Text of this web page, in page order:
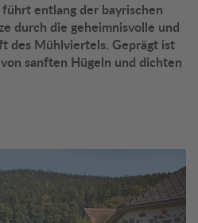
entlang der bayrischen
durch die geheimnisvolle und
des Mühlviertels. Geprägt ist
sanften Hügeln und dichten
neuem Fenster)
Fenster)